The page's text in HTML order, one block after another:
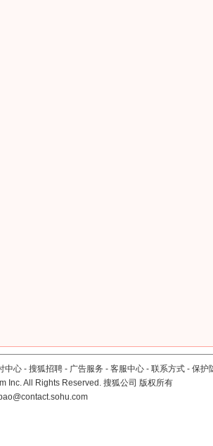
中心 - 搜狐招聘 - 广告服务 - 客服中心 - 联系方式 - 保护
Inc. All Rights Reserved. 搜狐公司 版权所有